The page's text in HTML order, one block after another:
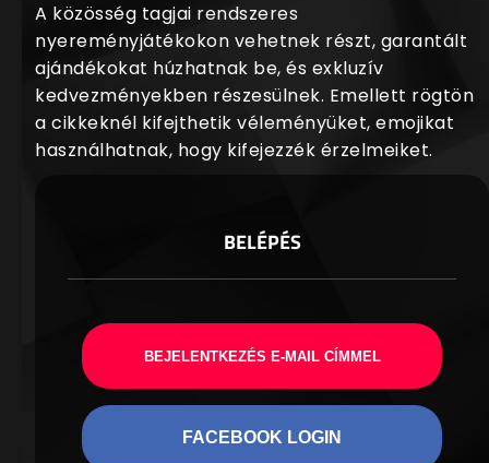
A közösség tagjai rendszeres
nyereményjátékokon vehetnek részt, garantált
ajándékokat húzhatnak be, és exkluzív
kedvezményekben részesülnek. Emellett rögtön
a cikkeknél kifejthetik véleményüket, emojikat
használhatnak, hogy kifejezzék érzelmeiket.
BELÉPÉS
BEJELENTKEZÉS E-MAIL CÍMMEL
FACEBOOK LOGIN